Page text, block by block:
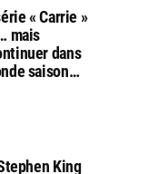
« Carrie »
mais
dans
saison…
King